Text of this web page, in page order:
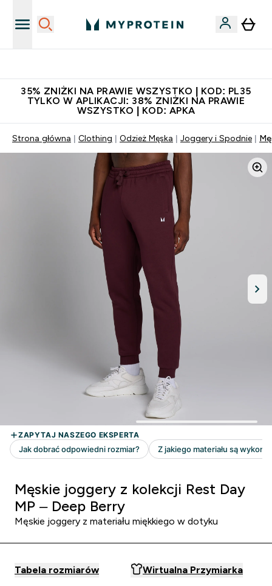
35% ZNIŻKI NA PRAWIE WSZYSTKO | KOD: PL35
TYLKO W APLIKACJI: 38% ZNIŻKI NA PRAWIE
WSZYSTKO | KOD: APKA
Strona główna Clothing Odzież Męska Joggery i Spodnie
Męskie joggery z kolekcji Rest Day
MP – Deep Berry
Męskie joggery z materiału miękkiego w dotyku
Tabela rozmiarów Wirtualna Przymiarka